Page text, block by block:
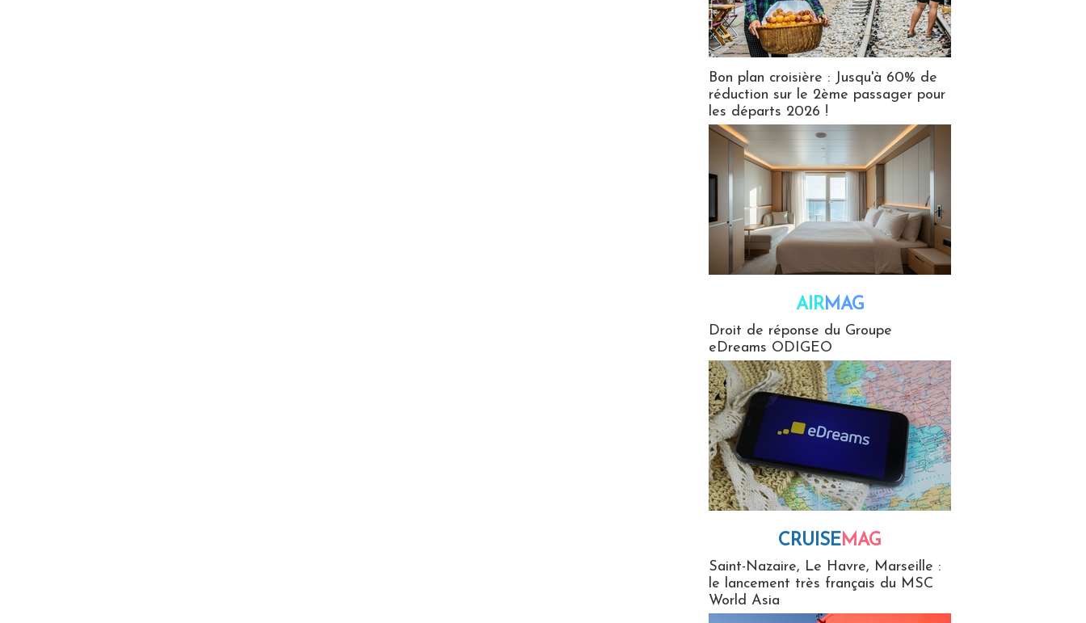
Bon plan croisière : Jusqu'à 60% de
réduction sur le 2ème passager pour
les départs 2026 !
AIRMAG
Droit de réponse du Groupe
eDreams ODIGEO
CRUISEMAG
Saint-Nazaire, Le Havre, Marseille :
le lancement très français du MSC
World Asia